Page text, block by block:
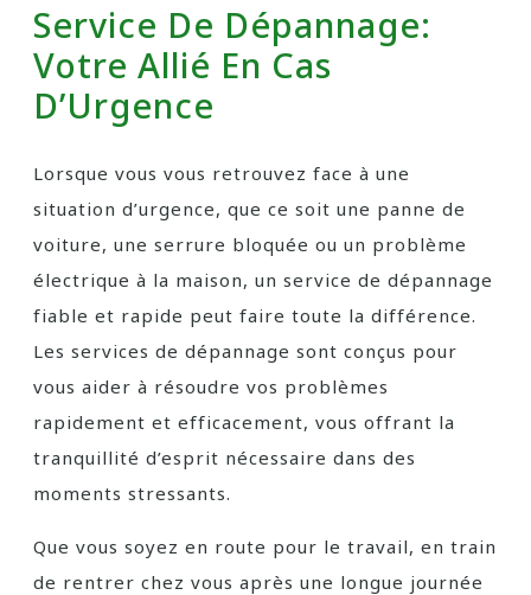
Service De Dépannage:
Votre Allié En Cas
D’Urgence
Lorsque vous vous retrouvez face à une
situation d’urgence, que ce soit une panne de
voiture, une serrure bloquée ou un problème
électrique à la maison, un service de dépannage
fiable et rapide peut faire toute la différence.
Les services de dépannage sont conçus pour
vous aider à résoudre vos problèmes
rapidement et efficacement, vous offrant la
tranquillité d’esprit nécessaire dans des
moments stressants.
Que vous soyez en route pour le travail, en train
de rentrer chez vous après une longue journée